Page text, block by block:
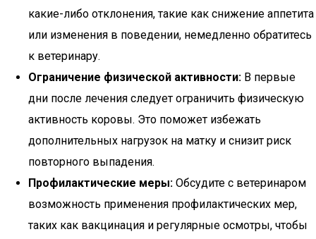
какие-либо отклонения, такие как снижение аппетита
или изменения в поведении, немедленно обратитесь
к ветеринару.
Ограничение физической активности: В первые
дни после лечения следует ограничить физическую
активность коровы. Это поможет избежать
дополнительных нагрузок на матку и снизит риск
повторного выпадения.
Профилактические меры: Обсудите с ветеринаром
возможность применения профилактических мер,
таких как вакцинация и регулярные осмотры, чтобы